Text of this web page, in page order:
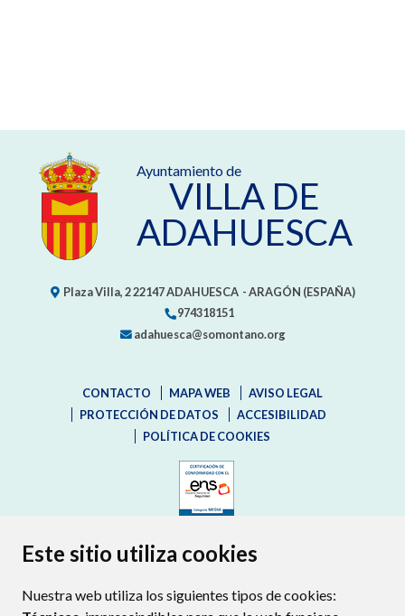
Este sitio utiliza cookies
Nuestra web utiliza los siguientes tipos de cookies:
Ayuntamiento de
VILLA DE
ADAHUESCA
Plaza Villa, 222147ADAHUESCA - ARAGÓN (ESPAÑA)
974318151
adahuesca@somontano.org
CONTACTO MAPA WEB
AVISO LEGAL
PROTECCIÓN DE DATOS
ACCESIBILIDAD
POLÍTICA DE COOKIES